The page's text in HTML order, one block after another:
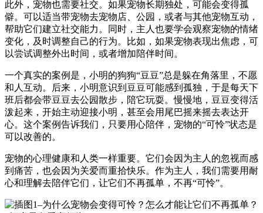
此外，宠物也需要社交。如果宠物长期独处，可能会变得孤
僻。可以适当带宠物去宠物店、公园，或者与其他宠物互动，
帮助它们建立社交能力。同时，主人也要学会观察宠物的情绪
变化，及时调整自己的行为。比如，如果宠物表现出焦虑，可
以尝试调整外出时间，或者增加陪伴时间。
一个真实的案例是，小明的狗狗“豆豆”总是躲在角落里，不愿
和人互动。后来，小明意识到豆豆可能感到孤独，于是每天下
班后都会带豆豆去公园散步，陪它玩耍。慢慢地，豆豆变得活
泼起来，开始主动迎接小明，甚至会用尾巴摇来摇去表达开
心。这个案例告诉我们，只要用心陪伴，宠物的“可怜”状态是
可以改善的。
宠物的心理健康和人类一样重要。它们会因为主人的忽视而感
到痛苦，也会因为关爱而重拾快乐。作为主人，我们需要用耐
心和理解去陪伴它们，让它们不再孤单，不再“可怜”。